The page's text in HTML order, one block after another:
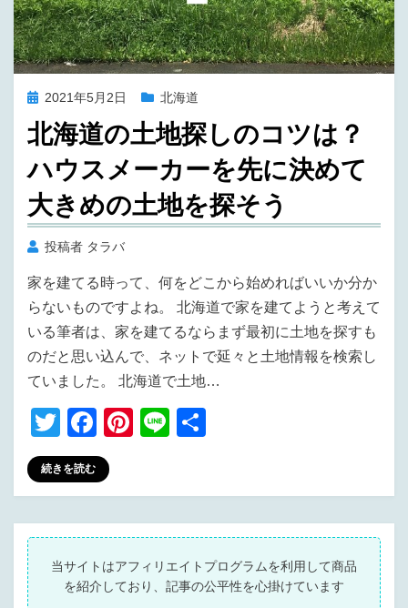
投
日:
2021年5月2日 北海道
北海道の土地探しのコツは？
ハウスメーカーを先に決めて
大きめの土地を探そう
投稿者 タラバ
家を建てる時って、何をどこから始めればいいか分か
らないものですよね。 北海道で家を建てようと考えて
いる筆者は、家を建てるならまず最初に土地を探すも
のだと思い込んで、ネットで延々と土地情報を検索し
ていました。 北海道で土地…
T
wi
tt
F
a
c
b
o
o
Pi
st
Li
続きを読む
当サイトはアフィリエイトプログラムを利用して商品
を紹介しており、記事の公平性を心掛けています